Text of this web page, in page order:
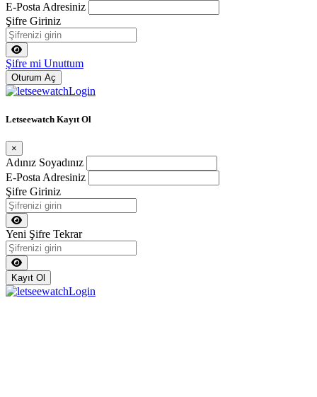
E-Posta Adresiniz
Şifre Giriniz
Şifre mi Unuttum
Oturum Aç
Letseewatch Kayıt Ol
×
Adınız Soyadınız
E-Posta Adresiniz
Şifre Giriniz
Yeni Şifre Tekrar
Kayıt Ol